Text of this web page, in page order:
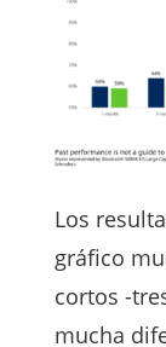
Los
gráfico
cortos -
mucha